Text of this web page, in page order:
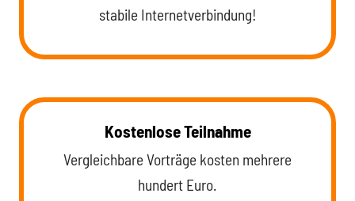
stabile Internetverbindung!
Kostenlose Teilnahme
Vergleichbare Vorträge kosten mehrere
hundert Euro.